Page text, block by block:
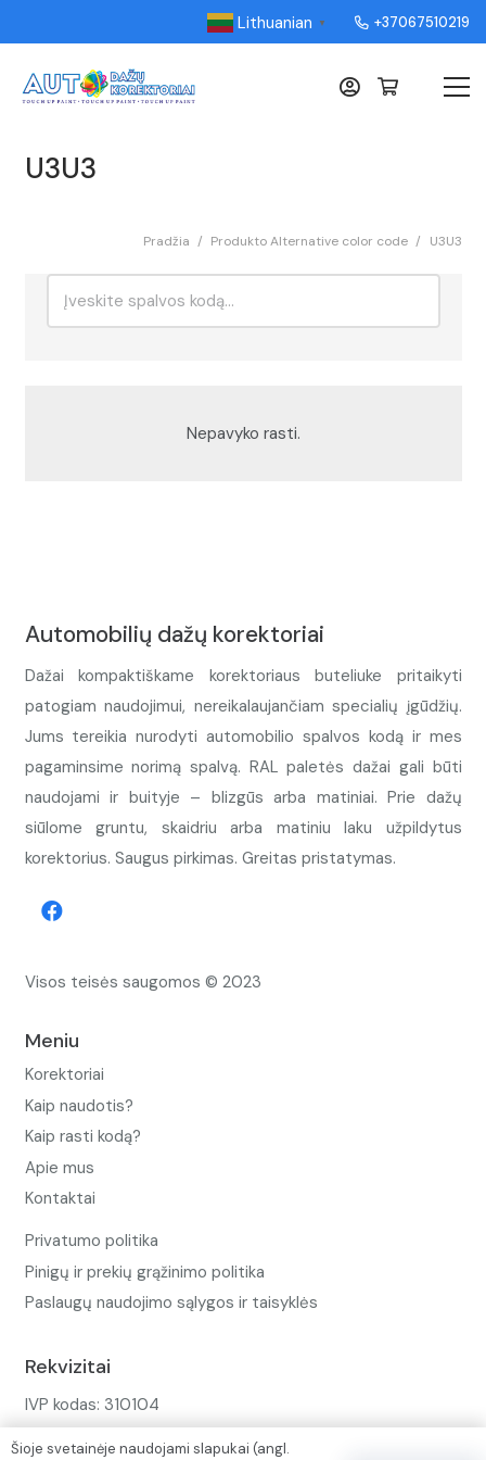
Lithuanian ▼ +37067510219
U3U3
Pradžia / Produkto Alternative color code / U3U3
Nepavyko rasti.
Automobilių dažų korektoriai
Dažai kompaktiškame korektoriaus buteliuke pritaikyti
patogiam naudojimui, nereikalaujančiam specialių įgūdžių.
Jums tereikia nurodyti automobilio spalvos kodą ir mes
pagaminsime norimą spalvą. RAL paletės dažai gali būti
naudojami ir buityje – blizgūs arba matiniai. Prie dažų
siūlome gruntu, skaidriu arba matiniu laku užpildytus
korektorius. Saugus pirkimas. Greitas pristatymas.
Visos teisės saugomos © 2023
Meniu
Korektoriai
Kaip naudotis?
Kaip rasti kodą?
Apie mus
Kontaktai
Privatumo politika
Pinigų ir prekių grąžinimo politika
Paslaugų naudojimo sąlygos ir taisyklės
Rekvizitai
IVP kodas: 310104
Šioje svetainėje naudojami slapukai (angl.